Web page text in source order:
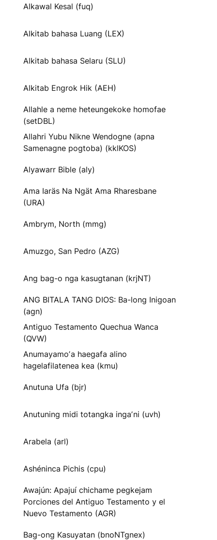
Alkawal Kesal (fuq)
Alkitab bahasa Luang (LEX)
Alkitab bahasa Selaru (SLU)
Alkitab Engrok Hik (AEH)
Allahle a neme heteungekoke homofae
(setDBL)
Allahri Yubu Nikne Wendogne (apna
Samenagne pogtoba) (kklKOS)
Alyawarr Bible (aly)
Ama Iaräs Na Ngät Ama Rharesbane
(URA)
Ambrym, North (mmg)
Amuzgo, San Pedro (AZG)
Ang bag-o nga kasugtanan (krjNT)
ANG BITALA TANG DIOS: Ba-long Inigoan
(agn)
Antiguo Testamento Quechua Wanca
(QVW)
Anumayamoʼa haegafa alino
hagelafilatenea kea (kmu)
Anutuna Ufa (bjr)
Anutuning midi totangka ingaʼni (uvh)
Arabela (arl)
Ashéninca Pichis (cpu)
Awajún: Apajuí chichame pegkejam
Porciones del Antiguo Testamento y el
Nuevo Testamento (AGR)
Bag-ong Kasuyatan (bnoNTgnex)